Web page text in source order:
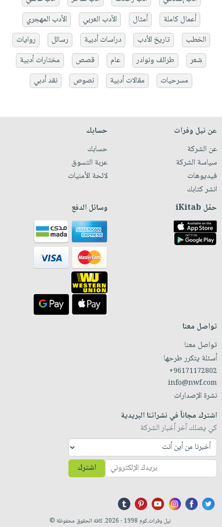
أعمال كاملة
أمثال الأدب العربي
الأدب المهجري
الخطب
تاريخ الأدب دراسات أدبية رسائل
روايات
شعر
طرائف ونوادر عام قصص
مختارات أدبية
مسرحيات
مقالات أدبية نصوص نقد أدبي
عن نيل وفرات
عن الشركة
سياسة الشركة
فيديوهات
انشر كتابك
حسابك
حسابك
عربة التسوق
لائحة الأمنيات
حمّل iKitab وسائل الدفع
تواصل معنا
تواصل معنا
أسئلة يتكرر طرحها
+96171172802
info@nwf.com
نشرة الإصدارات
اشترك مجاناً في نشراتنا البريدية
كي يصلك آخر أخبار الشركة
اشترك
نيل وفرات.كوم 1998 - 2026. كافة الحقوق محفوظة ©